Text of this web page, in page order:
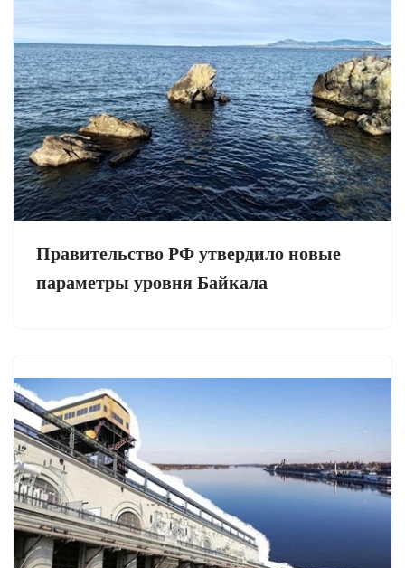
Правительство РФ утвердило новые
параметры уровня Байкала